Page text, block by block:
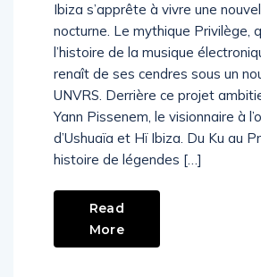
Ibiza s’apprête à vivre une
nocturne. Le mythique Privilège,
l’histoire de la musique
renaît de ses cendres sous un
UNVRS. Derrière ce projet
Yann Pissenem, le visionnaire à
d’Ushuaïa et Hï Ibiza. Du Ku au
histoire de légendes […]
Read
More